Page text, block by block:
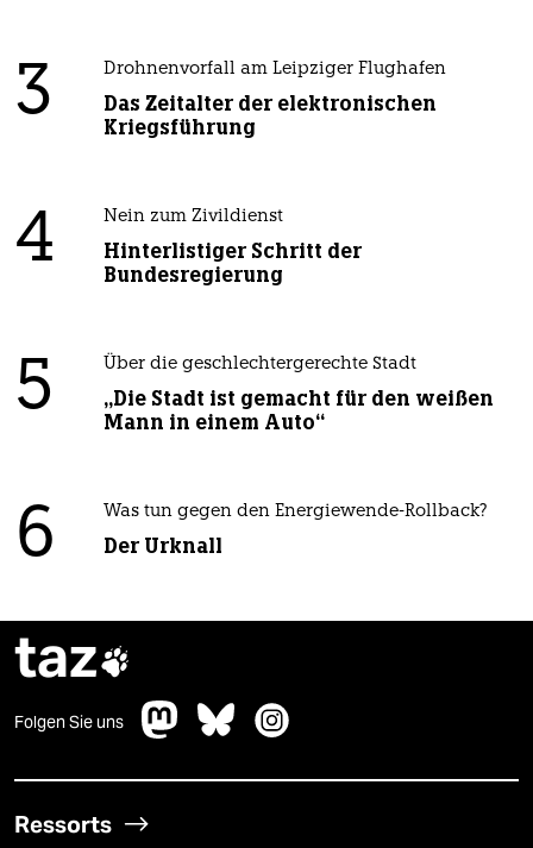
3 Drohnenvorfall am Leipziger Flughafen
Das Zeitalter der elektronischen
Kriegsführung
4 Nein zum Zivildienst
Hinterlistiger Schritt der
Bundesregierung
5 Über die geschlechtergerechte Stadt
„Die Stadt ist gemacht für den weißen
Mann in einem Auto“
6 Was tun gegen den Energiewende-Rollback?
Der Urknall
taz
Folgen Sie uns
Ressorts